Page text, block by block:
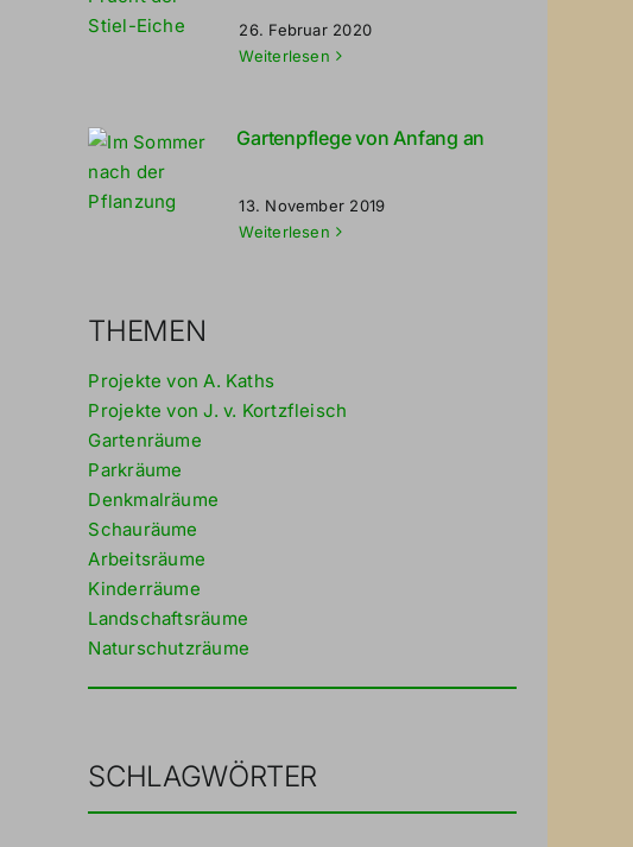
26. Februar 2020
Weiterlesen
Gartenpflege von Anfang an
13. November 2019
Weiterlesen
THEMEN
Projekte von A. Kaths
Projekte von J. v. Kortzfleisch
Gartenräume
Parkräume
Denkmalräume
Schauräume
Arbeitsräume
Kinderräume
Landschaftsräume
Naturschutzräume
SCHLAGWÖRTER